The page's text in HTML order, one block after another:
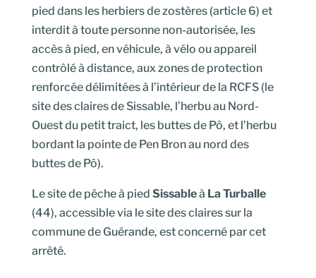
pied dans les herbiers de zostères (article 6) et
interdit à toute personne non-autorisée, les
accès à pied, en véhicule, à vélo ou appareil
contrôlé à distance, aux zones de protection
renforcée délimitées à l’intérieur de la RCFS (le
site des claires de Sissable, l’herbu au Nord-
Ouest du petit traict, les buttes de Pô, et l’herbu
bordant la pointe de Pen Bron au nord des
buttes de Pô).
Le site de pêche à pied Sissableà La Turballe
(44), accessible via le site des claires sur la
commune de Guérande, est concerné par cet
arrêté.